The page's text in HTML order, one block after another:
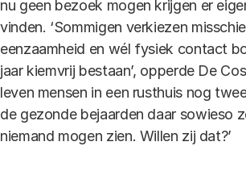
nu geen bezoek mogen krijgen er
vinden. ‘Sommigen verkiezen
eenzaamheid en wél fysiek contact
jaar kiemvrij bestaan’, opperde De
leven mensen in een rusthuis nog
de gezonde bejaarden daar sowieso
niemand mogen zien. Willen zij dat?’